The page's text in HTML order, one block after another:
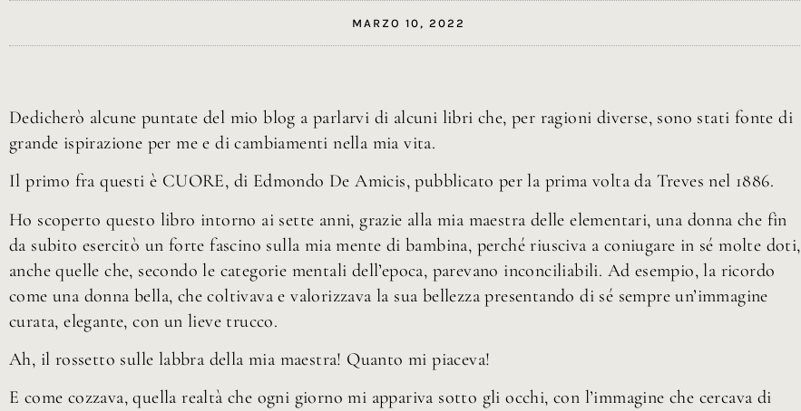
MARZO 10, 2022
Dedicherò alcune puntate del mio blog a parlarvi di alcuni libri che, per ragioni diverse, sono stati fonte di
grande ispirazione per me e di cambiamenti nella mia vita.
Il primo fra questi è CUORE, di Edmondo De Amicis, pubblicato per la prima volta da Treves nel 1886.
Ho scoperto questo libro intorno ai sette anni, grazie alla mia maestra delle elementari, una donna che fin
da subito esercitò un forte fascino sulla mia mente di bambina, perché riusciva a coniugare in sé molte doti,
anche quelle che, secondo le categorie mentali dell’epoca, parevano inconciliabili. Ad esempio, la ricordo
come una donna bella, che coltivava e valorizzava la sua bellezza presentando di sé sempre un’immagine
curata, elegante, con un lieve trucco.
Ah, il rossetto sulle labbra della mia maestra! Quanto mi piaceva!
E come cozzava, quella realtà che ogni giorno mi appariva sotto gli occhi, con l’immagine che cercava di